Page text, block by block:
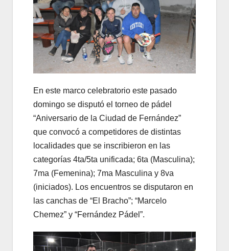
En este marco celebratorio este pasado
domingo se disputó el torneo de pádel
“Aniversario de la Ciudad de Fernández”
que convocó a competidores de distintas
localidades que se inscribieron en las
categorías 4ta/5ta unificada; 6ta (Masculina);
7ma (Femenina); 7ma Masculina y 8va
(iniciados). Los encuentros se disputaron en
las canchas de “El Bracho”; “Marcelo
Chemez” y “Fernández Pádel”.